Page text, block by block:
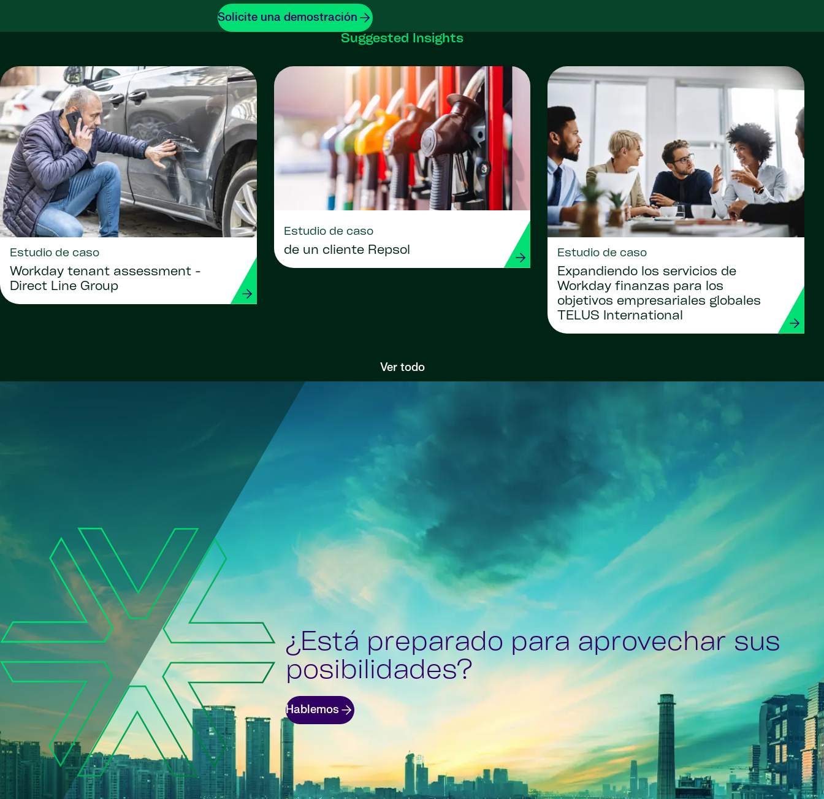
Solicite una demostración
Suggested Insights
Estudio de caso
Workday tenant assessment -
Direct Line Group
Estudio de caso
de un cliente Repsol Estudio de caso
Expandiendo los servicios de
Workday finanzas para los
objetivos empresariales globales
TELUS International
Ver todo
¿Está preparado para aprovechar sus
posibilidades?
Hablemos